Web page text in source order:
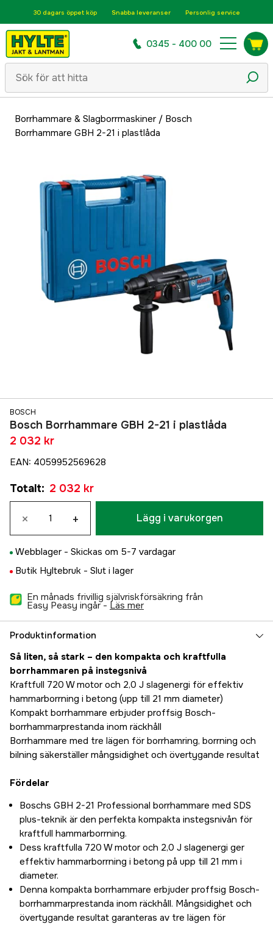
30 dagars öppet köp Snabba leveranser Personlig service
0345 - 400 00
Borrhammare & Slagborrmaskiner/ Bosch
Borrhammare GBH 2-21 i plastlåda
BOSCH
Bosch Borrhammare GBH 2-21 i plastlåda
2 032 kr
EAN: 4059952569628
Totalt: 2 032 kr
× + Lägg i varukorgen
Webblager - Skickas om 5-7 vardagar
Butik Hyltebruk - Slut i lager
En månads frivillig självriskförsäkring från
Easy Peasy ingår - läs mer
Produktinformation
Så liten, så stark – den kompakta och kraftfulla
borrhammaren på instegsnivå
Kraftfull 720 W motor och 2,0 J slagenergi för effektiv
hammarborrning i betong (upp till 21 mm diameter)
Kompakt borrhammare erbjuder proffsig Bosch-
borrhammarprestanda inom räckhåll
Borrhammare med tre lägen för borrhamring, borrning och
bilning säkerställer mångsidighet och övertygande resultat
Fördelar
Boschs GBH 2-21 Professional borrhammare med SDS
plus-teknik är den perfekta kompakta instegsnivån för
kraftfull hammarborrning.
Dess kraftfulla 720 W motor och 2,0 J slagenergi ger
effektiv hammarborrning i betong på upp till 21 mm i
diameter.
Denna kompakta borrhammare erbjuder proffsig Bosch-
borrhammarprestanda inom räckhåll. Mångsidighet och
övertygande resultat garanteras av tre lägen för